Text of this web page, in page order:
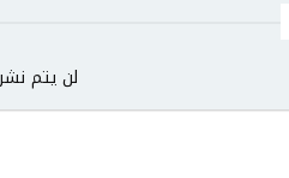
لن يتم